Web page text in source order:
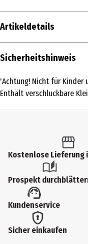
Artikeldetails
Inhalt
Produkttyp
Artikelnummer des
TSU-NEON004
Hersteller
heo GmbH
Herstelleradresse
Sicherheitshinweis
'Achtung! Nicht für Kinder
Enthält verschluckbare
Kostenlose Lieferung
Prospekt
Kundenservice
Sicher einkaufen